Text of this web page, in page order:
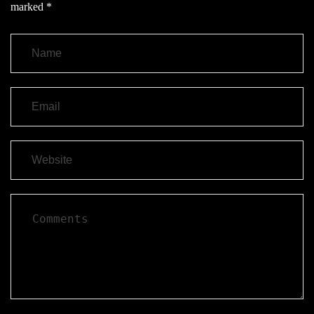
marked *